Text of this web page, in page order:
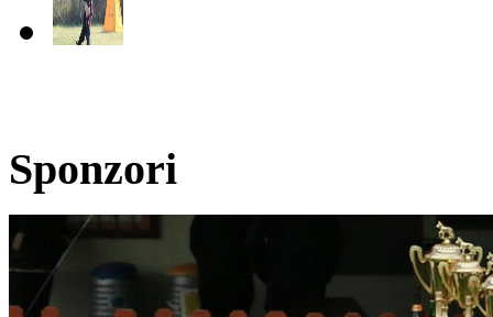
Sponzori